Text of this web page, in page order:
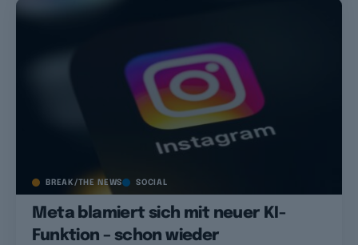
BREAK/THE NEWS SOCIAL
Meta blamiert sich mit neuer KI-
Funktion – schon wieder